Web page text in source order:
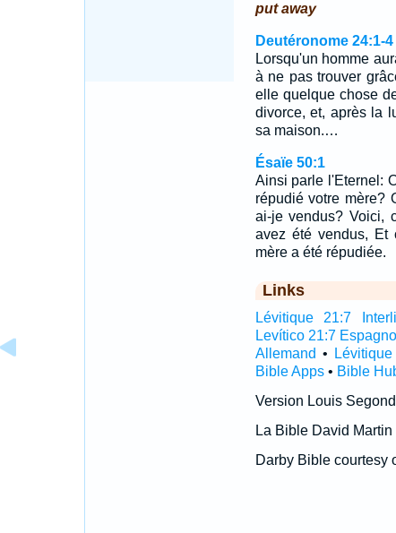
put away
Deutéronome 24:1-4
Lorsqu'un homme
à ne pas trouver
elle quelque chose
divorce, et, après la
sa maison.…
Ésaïe 50:1
Ainsi parle l'Eternel:
répudié votre mère?
ai-je vendus? Voici,
avez été vendus, Et
mère a été répudiée.
Links
Lévitique 21:7
Levítico 21:7 Espagnol
Allemand •
Bible Apps• Bible
Version Louis
La Bible David Martin
Darby Bible courtesy